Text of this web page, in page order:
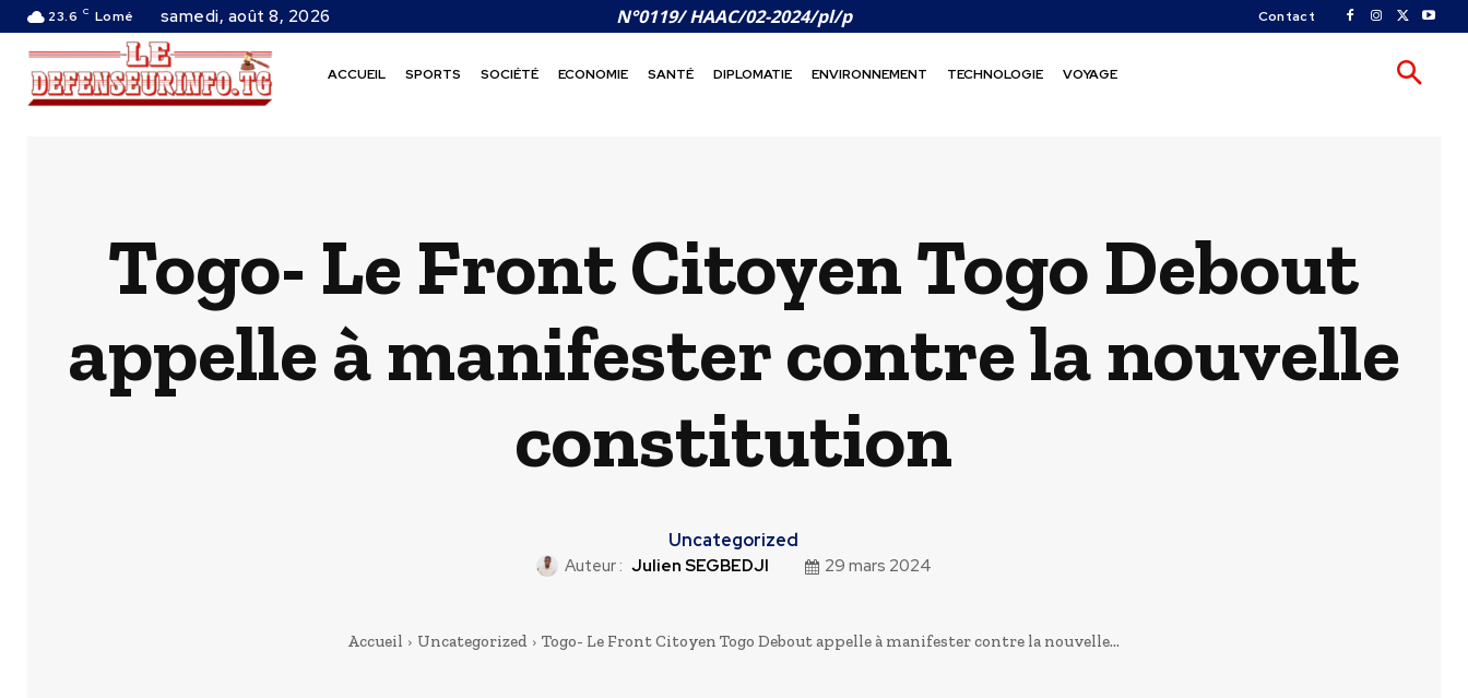
23.6 C Lomé samedi, août 8, 2026 N°0119/ HAAC/02-2024/pl/p Contact
ACCUEIL SPORTS SOCIÉTÉ ECONOMIE SANTÉ DIPLOMATIE ENVIRONNEMENT TECHNOLOGIE VOYAGE
Togo- Le Front Citoyen Togo Debout
appelle à manifester contre la nouvelle
constitution
Uncategorized
Auteur : Julien SEGBEDJI 29 mars 2024
Accueil Uncategorized Togo- Le Front Citoyen Togo Debout appelle à manifester contre la nouvelle...